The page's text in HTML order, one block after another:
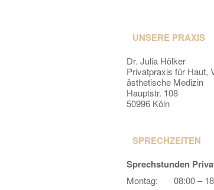
UNSERE PRAXIS
Dr. Julia Hölker
Privatpraxis für Haut,
ästhetische Medizin
Hauptstr. 108
50996 Köln
SPRECHZEITEN
Sprechstunden
Montag:
08:00 –